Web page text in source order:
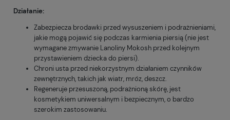
Działanie:
Zabezpiecza brodawki przed wysuszeniem i podrażnieniami,
jakie mogą pojawić się podczas karmienia piersią (nie jest
wymagane zmywanie Lanoliny Mokosh przed kolejnym
przystawieniem dziecka do piersi).
Chroni usta przed niekorzystnym działaniem czynników
zewnętrznych, takich jak wiatr, mróz, deszcz.
Regeneruje przesuszoną, podrażnioną skórę, jest
kosmetykiem uniwersalnym i bezpiecznym, o bardzo
szerokim zastosowaniu.